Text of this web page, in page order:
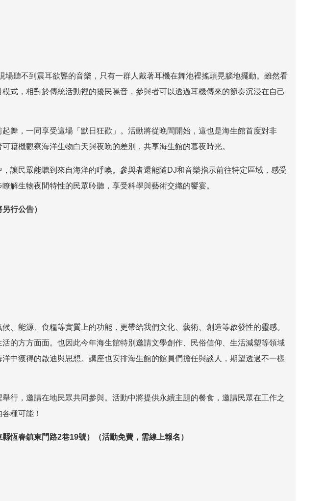
場聽不到震耳欲聾的音樂，只有一群人戴著耳機在舞池裡搖頭晃腦地擺動。雖然看
式，相對於傳統活動裡的擾民噪音，參與者可以透過耳機傳來的節奏沉浸在自己
舞，一同享受這場「默日狂歡」。活動將從晚間開始，這也是海生館首度對非
藉機觀察海洋生物白天與夜晚的差別，共享海生館的暮夜時光。
讓民眾能聽到來自海洋的呼喚。參與者還能隨DJ和音樂指示前往特定區域，感受
解生物夜間特性的民眾聆聽，享受科學與藝術交織的饗宴。
行公告）
、能源、食糧等實質上的功能，更帶給我們文化、藝術、創造等啟發性的靈感。
的方方面面。也因此今年海生館特別邀請文學創作、民俗信仰、生活減塑等領域
中獲得的啟迪與思想。講座也安排海生館的館員們擔任與談人，期望透過不一樣
行，邀請在地民眾共同參與。活動中將提供永續主題的餐食，邀請民眾在工作之
種可能！
恆春鎮東門路2巷19號）（活動免費，需線上報名）